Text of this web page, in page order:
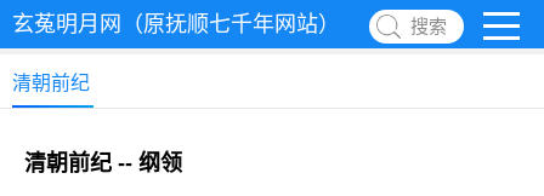
玄菟明月网（原抚顺七千年网站） 搜索
清朝前纪
清朝前纪 -- 纲领